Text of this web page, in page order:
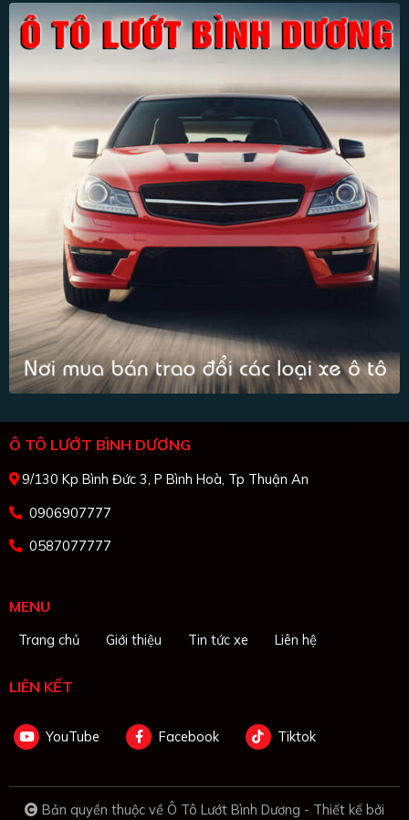
Ô TÔ LƯỚT BÌNH DƯƠNG
9/130 Kp Bình Đức 3, P Bình Hoà, Tp Thuận An
0906907777
0587077777
MENU
Trang chủ Giới thiệu Tin tức xe Liên hệ
LIÊN KẾT
YouTube Facebook Tiktok
Bản quyền thuộc về Ô Tô Lướt Bình Dương - Thiết kế bởi